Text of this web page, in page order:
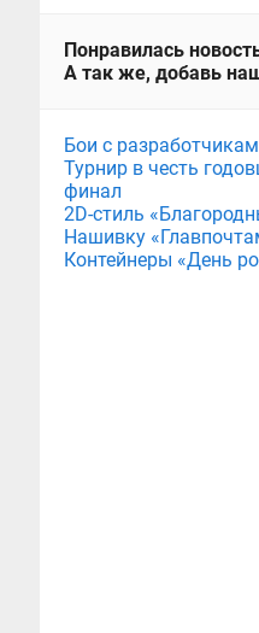
Понравилась
А так же, добавь
Бои с
Турнир в честь
финал
2D-стиль
Нашивку
Контейнеры «День